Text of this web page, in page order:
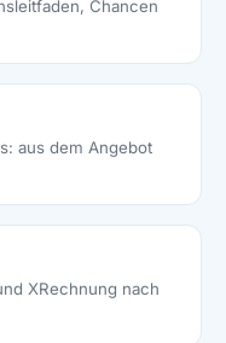
Chancen
aus dem Angebot
XRechnung nach